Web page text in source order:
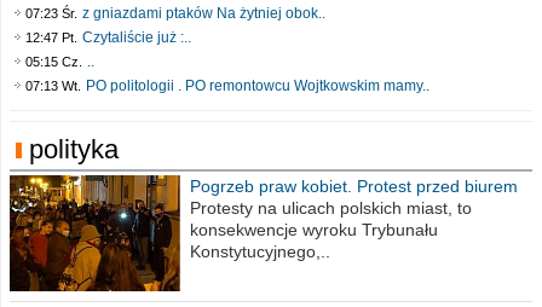
07:23 Śr. z gniazdami ptaków Na żytniej obok..
12:47 Pt. Czytaliście już :..
05:15 Cz. ..
07:13 Wt. PO politologii . PO remontowcu Wojtkowskim mamy..
polityka
Pogrzeb praw kobiet. Protest przed biurem
poselskim PiS
Protesty na ulicach polskich miast, to
konsekwencje wyroku Trybunału
Konstytucyjnego,..